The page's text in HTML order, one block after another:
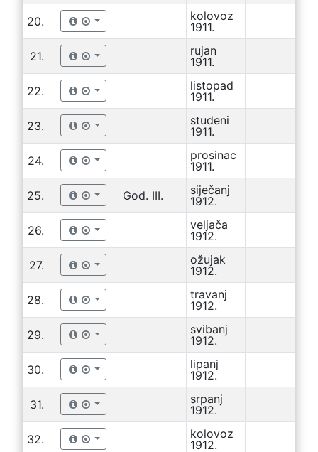
20.
kolovoz
1911.
21.
rujan
1911.
22.
listopad
1911.
23.
studeni
1911.
24.
prosinac
1911.
25. God. III.
siječanj
1912.
26.
veljača
1912.
27.
ožujak
1912.
28.
travanj
1912.
29.
svibanj
1912.
30.
lipanj
1912.
31.
srpanj
1912.
32.
kolovoz
1912.